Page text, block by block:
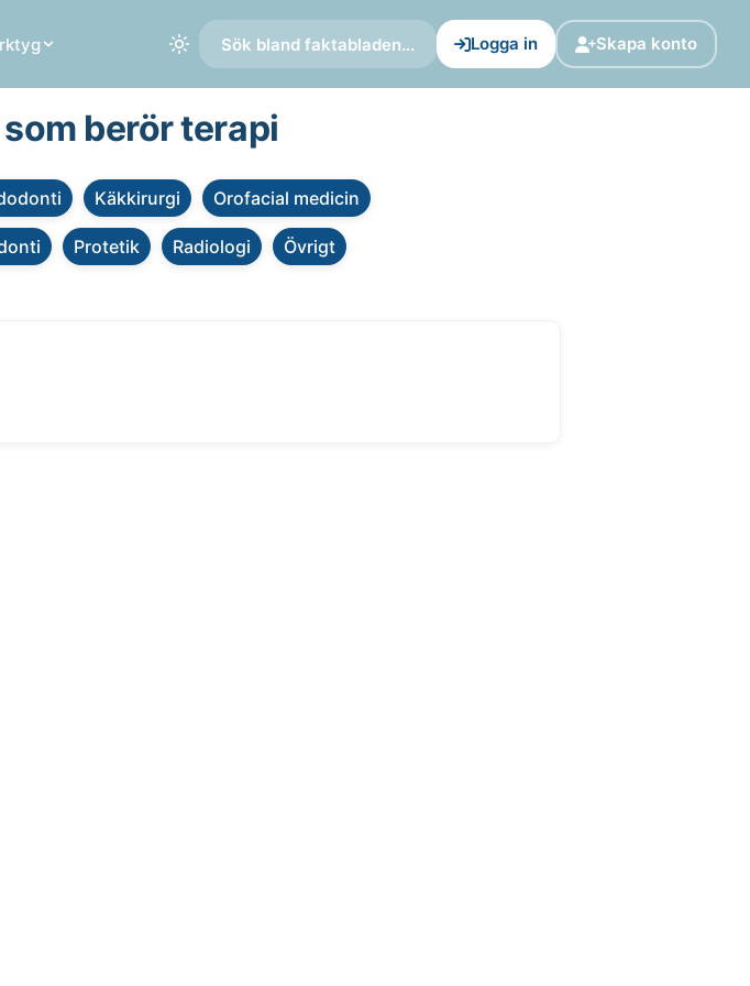
Sök bland faktabladen... Logga in Skapa konto
berör terapi
Käkkirurgi Orofacial medicin
Protetik Radiologi Övrigt